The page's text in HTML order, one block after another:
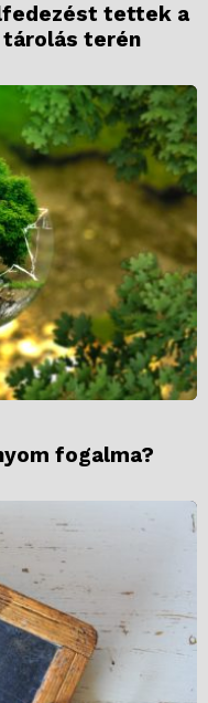
tettek a
terén
fogalma?